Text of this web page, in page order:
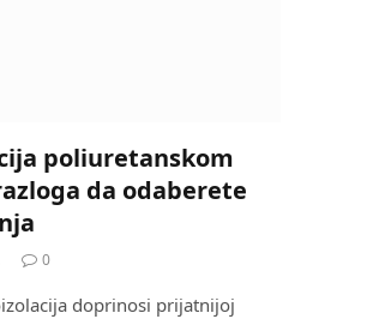
poliuretanskom
da odaberete
0
doprinosi prijatnijoj